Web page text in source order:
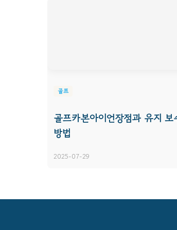
골프
골프카본아이언장점과 유지 보
방법
2025-07-29